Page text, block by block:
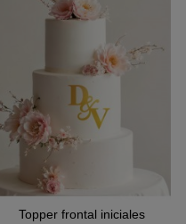
Topper frontal iniciales